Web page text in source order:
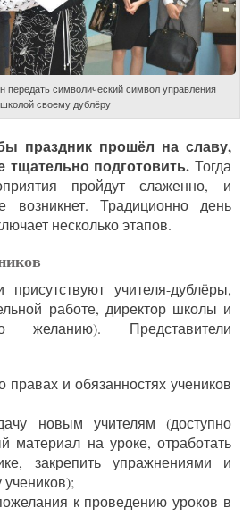
передать символический символ управления
школой своему дублёру
праздник прошёл на славу,
тщательно подготовить. Тогда
пройдут слаженно, и
возникнет. Традиционно день
несколько этапов.
учителя-дублёры,
работе, директор школы и
желанию). Представители
правах и обязанностях учеников
новым учителям (доступно
материал на уроке, отработать
закрепить упражнениями и
учеников);
к проведению уроков в